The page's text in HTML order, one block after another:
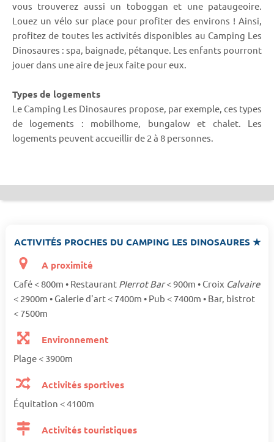
vous trouverez aussi un toboggan et une pataugeoire.
Louez un vélo sur place pour profiter des environs ! Ainsi,
profitez de toutes les activités disponibles au Camping Les
Dinosaures : spa, baignade, pétanque. Les enfants pourront
jouer dans une aire de jeux faite pour eux.
Types de logements
Le Camping Les Dinosaures propose, par exemple, ces types
de logements : mobilhome, bungalow et chalet. Les
logements peuvent accueillir de 2 à 8 personnes.
ACTIVITÉS PROCHES DU CAMPING LES DINOSAURES ★
A proximité
Café < 800m • Restaurant PIerrot Bar< 900m • Croix Calvaire
< 2900m • Galerie d'art < 7400m • Pub < 7400m • Bar, bistrot
< 7500m
Environnement
Plage < 3900m
Activités sportives
Équitation < 4100m
Activités touristiques